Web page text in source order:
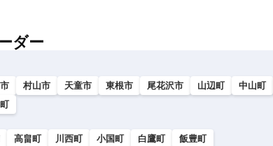
ダー
村山市 天童市 東根市 尾花沢市 山辺町 中山町
高畠町 川西町 小国町 白鷹町 飯豊町